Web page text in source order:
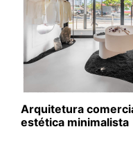
Arquitetura
estética minimalista